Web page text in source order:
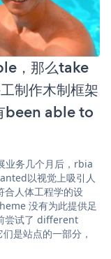
，那么take
制作木制框架
been able to
业务几个月后，rbia
以视觉上吸引人
合人体工程学的设
没有为此提供足
尝试了 different
是站点的一部分，